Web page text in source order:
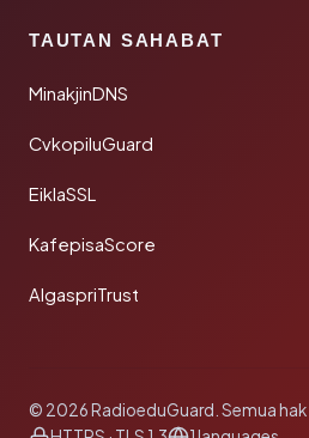
TAUTAN SAHABAT
MinakjinDNS
CvkopiluGuard
EiklaSSL
KafepisaScore
AlgaspriTrust
© 2026 RadioeduGuard. Semua hak